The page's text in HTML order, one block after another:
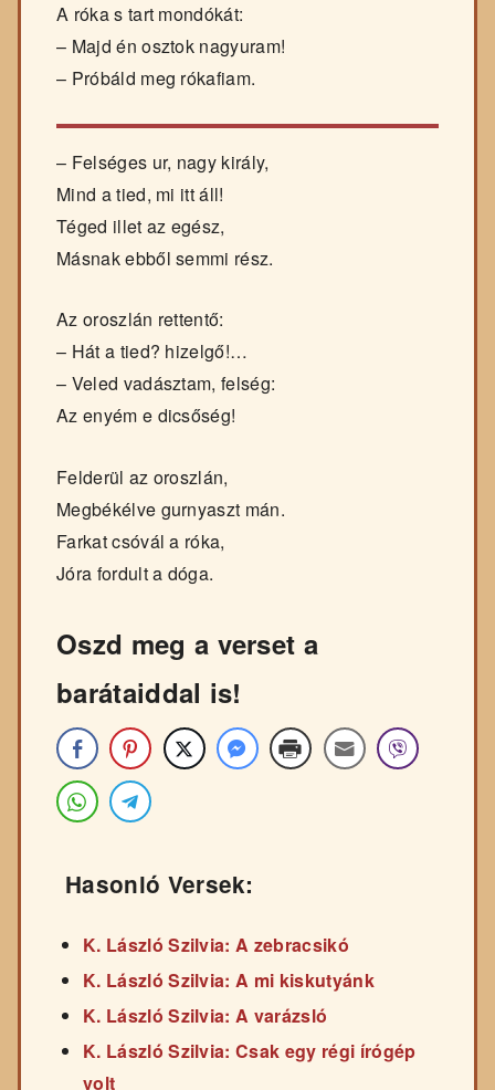
A róka s tart mondókát:
– Majd én osztok nagyuram!
– Próbáld meg rókafiam.
– Felséges ur, nagy király,
Mind a tied, mi itt áll!
Téged illet az egész,
Másnak ebből semmi rész.
Az oroszlán rettentő:
– Hát a tied? hizelgő!…
– Veled vadásztam, felség:
Az enyém e dicsőség!
Felderül az oroszlán,
Megbékélve gurnyaszt mán.
Farkat csóvál a róka,
Jóra fordult a dóga.
Oszd meg a verset a
barátaiddal is!
Hasonló Versek:
K. László Szilvia: A zebracsikó
K. László Szilvia: A mi kiskutyánk
K. László Szilvia: A varázsló
K. László Szilvia: Csak egy régi írógép
volt